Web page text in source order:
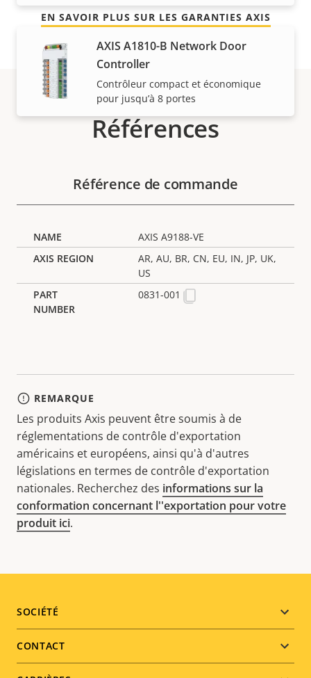
AXIS A1810-B Network Door
Controller
Contrôleur compact et économique
pour jusqu’à 8 portes
EN SAVOIR PLUS SUR LES GARANTIES AXIS
Références
Référence de commande
AXIS A9188-VE
AR, AU, BR, CN, EU, IN, JP, UK,
US
0831-001
REMARQUE
Les produits Axis peuvent être soumis à de
réglementations de contrôle d'exportation
américains et européens, ainsi qu'à d'autres
législations en termes de contrôle d'exportation
nationales. Recherchez des informations sur la
conformation concernant l''exportation pour votre
produit ici.
Footer
menu
SOCIÉTÉ
CONTACT